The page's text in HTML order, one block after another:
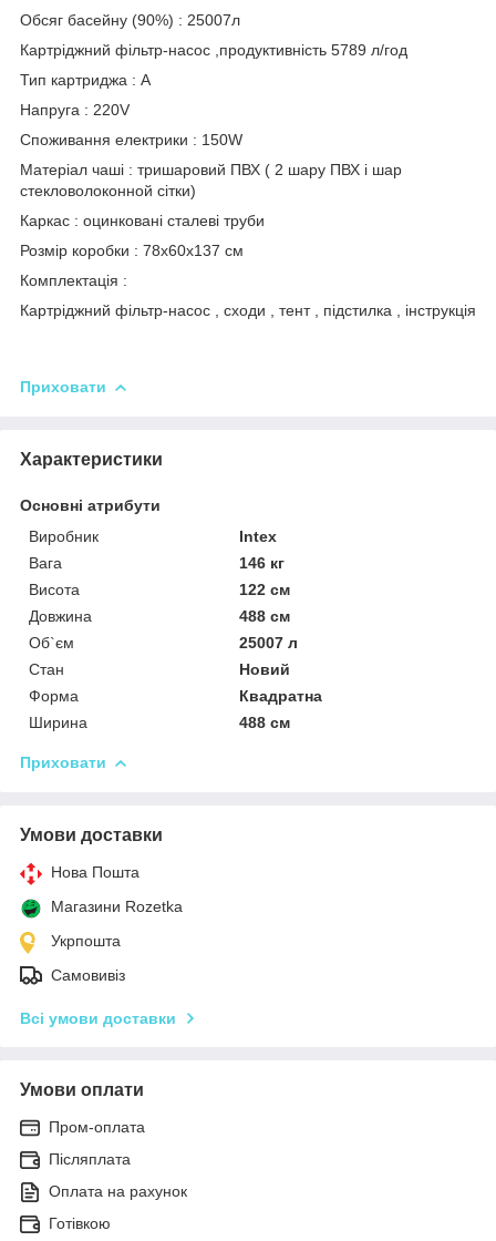
Обсяг басейну (90%) : 25007л
Картріджний фільтр-насос ,продуктивність 5789 л/год
Тип картриджа : А
Напруга : 220V
Споживання електрики : 150W
Матеріал чаші : тришаровий ПВХ ( 2 шару ПВХ і шар
стекловолоконной сітки)
Каркас : оцинковані сталеві труби
Розмір коробки : 78х60х137 см
Комплектація :
Картріджний фільтр-насос , сходи , тент , підстилка , інструкція
Приховати
Характеристики
Основні атрибути
Виробник
Intex
Вага
146 кг
Висота
122 см
Довжина
488 см
Об`єм
25007 л
Стан
Новий
Форма
Квадратна
Ширина
488 см
Приховати
Умови доставки
Нова Пошта
Магазини Rozetka
Укрпошта
Самовивіз
Всі умови доставки
Умови оплати
Пром-оплата
Післяплата
Оплата на рахунок
Готівкою